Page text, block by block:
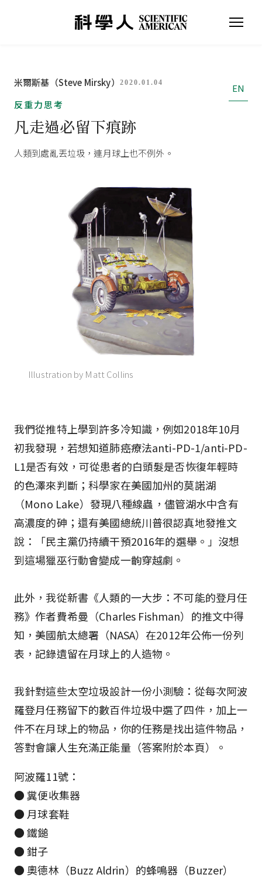
米爾斯基（Steve Mirsky） 2020.01.04
EN
反重力思考
凡走過必留下痕跡
人類到處亂丟垃圾，連月球上也不例外。
Illustration by Matt Collins
我們從推特上學到許多冷知識，例如2018年10月
初我發現，若想知道肺癌療法anti-PD-1/anti-PD-
L1是否有效，可從患者的白頭髮是否恢復年輕時
的色澤來判斷；科學家在美國加州的莫諾湖
（Mono Lake）發現八種線蟲，儘管湖水中含有
高濃度的砷；還有美國總統川普很認真地發推文
說：「民主黨仍持續干預2016年的選舉。」沒想
到這場獵巫行動會變成一齣穿越劇。
此外，我從新書《人類的一大步：不可能的登月任
務》作者費希曼（Charles Fishman）的推文中得
知，美國航太總署（NASA）在2012年公佈一份列
表，記錄遺留在月球上的人造物。
我針對這些太空垃圾設計一份小測驗：從每次阿波
羅登月任務留下的數百件垃圾中選了四件，加上一
件不在月球上的物品，你的任務是找出這件物品，
答對會讓人生充滿正能量（答案附於本頁）。
阿波羅11號：
● 糞便收集器
● 月球套鞋
● 鐵鎚
● 鉗子
● 奧德林（Buzz Aldrin）的蜂鳴器（Buzzer）